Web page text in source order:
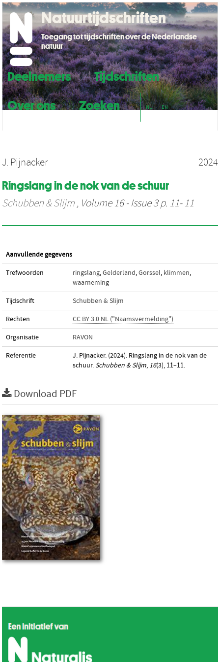
Deelnemers
Tijdschriften
Over ons
Zoeken NL EN
Natuurtijdschriften
Toegang tot tijdschriften over de Nederlandse
natuur
J. Pijnacker 2024
Ringslang in de nok van de schuur
Schubben & Slijm , Volume 16 - Issue 3 p. 11- 11
Aanvullende gegevens
Trefwoorden ringslang,Gelderland,Gorssel, klimmen,
waarneming
Tijdschrift Schubben & Slijm
Rechten CC BY 3.0 NL ("Naamsvermelding")
Organisatie RAVON
Referentie
J. Pijnacker. (2024). Ringslang in de nok van de
schuur. Schubben & Slijm, 16(3), 11–11.
Download PDF